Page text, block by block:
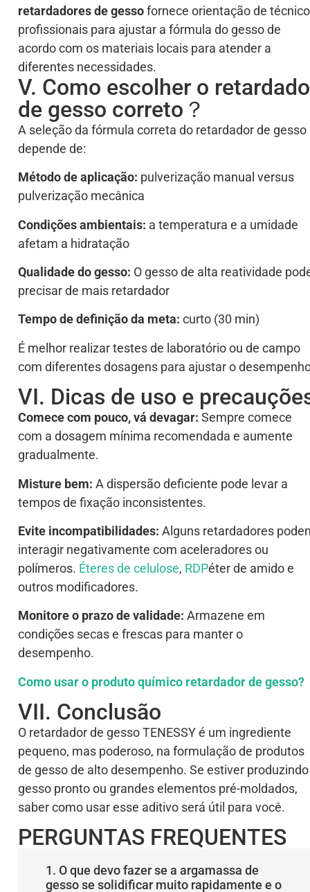
retardadores de gessofornece orientação de
profissionais para ajustar a fórmula do gesso de
acordo com os materiais locais para atender a
diferentes necessidades.
V. Como escolher o
de gesso correto？
A seleção da fórmula correta do retardador de gesso
depende de:
Método de aplicação: pulverização manual versus
pulverização mecânica
Condições ambientais: a temperatura e a umidade
afetam a hidratação
Qualidade do gesso: O gesso de alta reatividade
precisar de mais retardador
Tempo de definição da meta: curto (30 min)
É melhor realizar testes de laboratório ou de campo
com diferentes dosagens para ajustar o
VI. Dicas de uso e
Comece com pouco, vá devagar: Sempre comece
com a dosagem mínima recomendada e aumente
gradualmente.
Misture bem: A dispersão deficiente pode levar a
tempos de fixação inconsistentes.
Evite incompatibilidades: Alguns retardadores
interagir negativamente com aceleradores ou
polímeros. Éteres de celulose, RDPéter de amido e
outros modificadores.
Monitore o prazo de validade: Armazene em
condições secas e frescas para manter o
desempenho.
Como usar o produto químico retardador de gesso?
VII. Conclusão
O retardador de gesso TENESSY é um ingrediente
pequeno, mas poderoso, na formulação de produtos
de gesso de alto desempenho. Se estiver produzindo
gesso pronto ou grandes elementos pré-moldados,
saber como usar esse aditivo será útil para você.
PERGUNTAS FREQUENTES
1. O que devo fazer se a argamassa de
gesso se solidificar muito rapidamente e o